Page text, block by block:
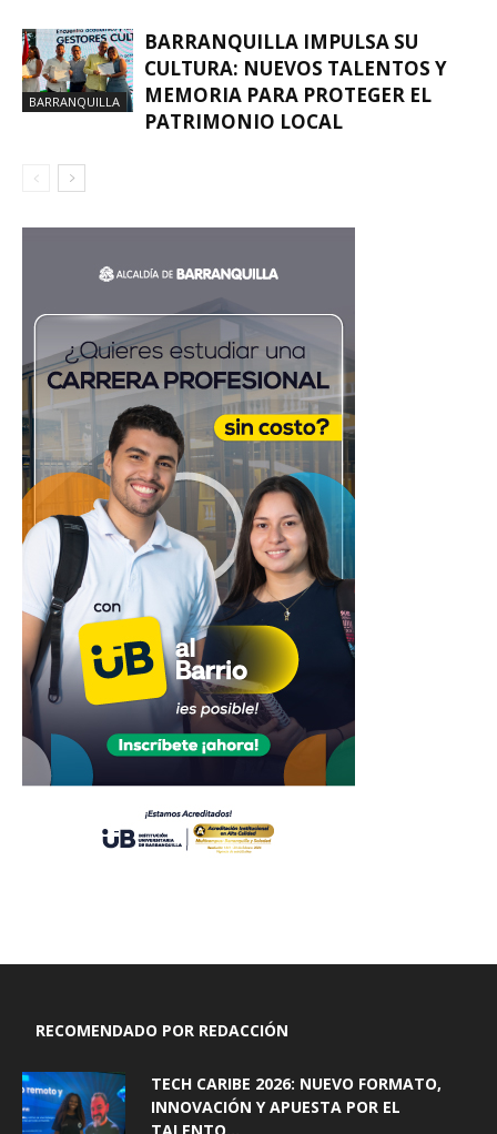
BARRANQUILLA
BARRANQUILLA IMPULSA SU
CULTURA: NUEVOS TALENTOS Y
MEMORIA PARA PROTEGER EL
PATRIMONIO LOCAL
RECOMENDADO POR REDACCIÓN
TECH CARIBE 2026: NUEVO FORMATO,
INNOVACIÓN Y APUESTA POR EL